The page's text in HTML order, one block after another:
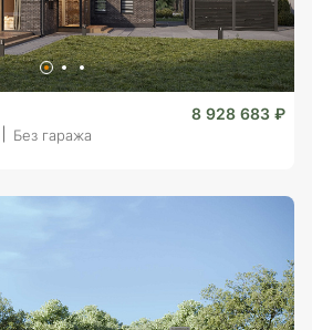
8 928 683 ₽
Без гаража